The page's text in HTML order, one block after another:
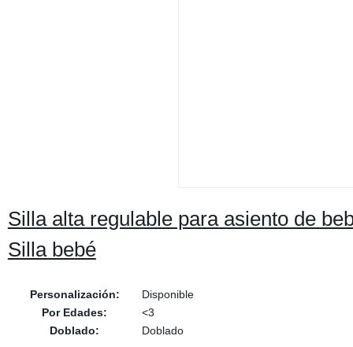
Silla alta regulable para asiento de
Silla bebé
Personalización:
Disponible
Por Edades:
<3
Doblado:
Doblado